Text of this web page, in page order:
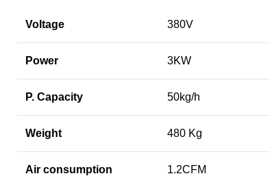
Voltage 380V
Power 3KW
P. Capacity 50kg/h
Weight 480 Kg
Air consumption 1.2CFM